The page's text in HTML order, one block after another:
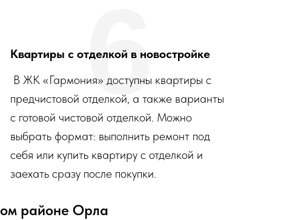
Квартиры с отделкой в новостройке
В ЖК «Гармония» доступны квартиры с
предчистовой отделкой, а также варианты
с готовой чистовой отделкой. Можно
выбрать формат: выполнить ремонт под
себя или купить квартиру с отделкой и
заехать сразу после покупки.
6
районе Орла